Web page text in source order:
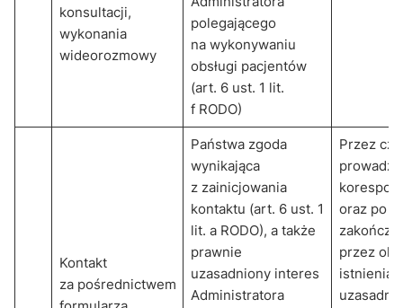
konsultacji,
wykonania
wideorozmowy
polegającego
na wykonywaniu
obsługi pacjentów
(art. 6 ust. 1 lit.
f RODO)
Kontakt
za pośrednictwem
Państwa zgoda
wynikająca
z zainicjowania
kontaktu (art. 6 ust. 1
lit. a RODO), a także
prawnie
uzasadniony interes
Administratora
Przez
oraz po
przez
istnienia